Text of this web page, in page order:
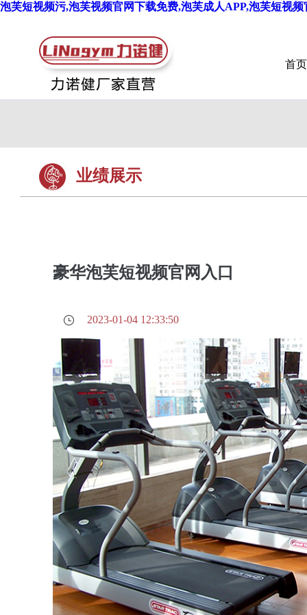
泡芙短视频污,泡芙视频官网下载免费,泡芙成人APP,泡芙短视频
首页
业绩展示
豪华泡芙短视频官网入口
2023-01-04 12:33:50